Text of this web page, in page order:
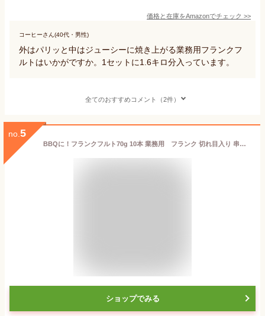
価格と在庫をAmazonでチェック >>
コーヒーさん(40代・男性)
外はパリッと中はジューシーに焼き上がる業務用フランクフ
ルトはいかがですか。1セットに1.6キロ分入っています。
全てのおすすめコメント（2件）
no. 5
BBQに！フランクフルト70g 10本 業務用 フランク 切れ目入り 串付 国内製造 フランクフルト ソーセージ バーベキュー イベント 学園祭 バザー 国産 冷凍
ショップでみる